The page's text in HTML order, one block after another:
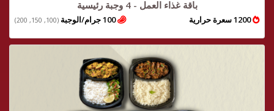
باقة غذاء العمل - 4 وجبة رئيسية
1200 سعرة حرارية 100 جرام/الوجبة (100, 150, 200)